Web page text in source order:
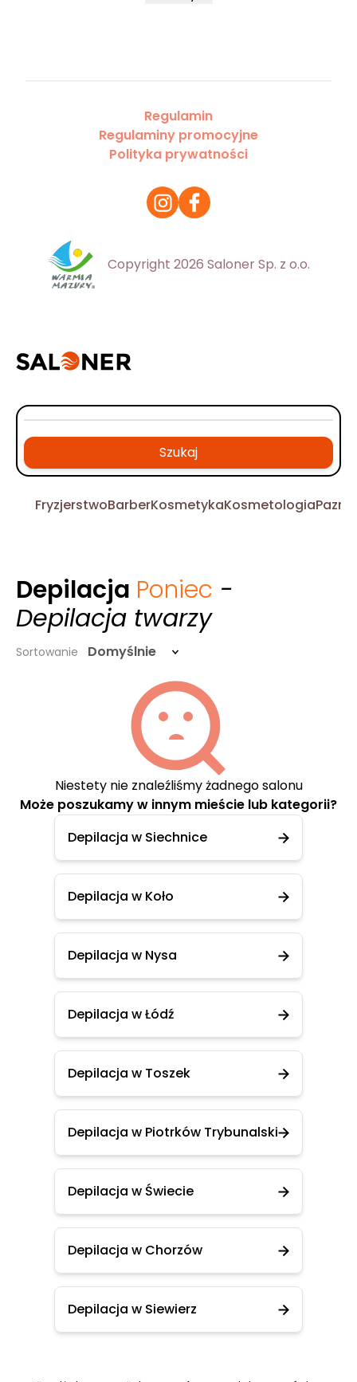
Regulamin
Regulaminy promocyjne
Polityka prywatności
Copyright 2026 Saloner Sp. z o.o.
Szukaj
FryzjerstwoBarberKosmetykaKosmetologia
Depilacja Poniec -
Depilacja twarzy
Sortowanie Domyślnie
Niestety nie znaleźliśmy żadnego salonu
Może poszukamy w innym mieście lub kategorii?
Depilacja w Siechnice
Depilacja w Koło
Depilacja w Nysa
Depilacja w Łódź
Depilacja w Toszek
Depilacja w Piotrków Trybunalski
Depilacja w Świecie
Depilacja w Chorzów
Depilacja w Siewierz